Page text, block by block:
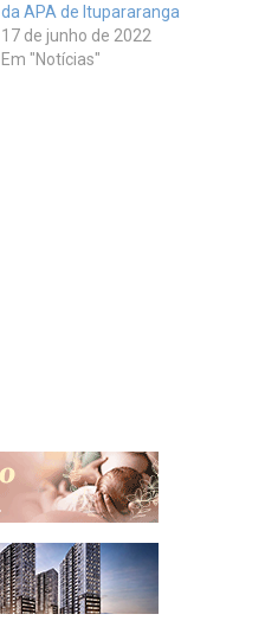
da APA de Itupararanga
17 de junho de 2022
Em "Notícias"